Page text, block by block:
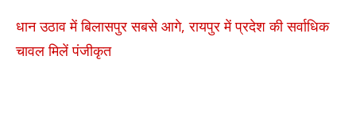
धान उठाव में बिलासपुर सबसे आगे, रायपुर में प्रदेश की सर्वाधिक
चावल मिलें पंजीकृत